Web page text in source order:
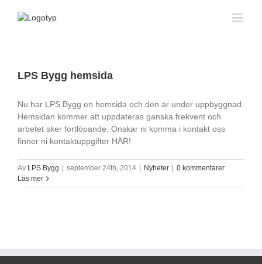
LPS Bygg hemsida
Nu har LPS Bygg en hemsida och den är under uppbyggnad.
Hemsidan kommer att uppdateras ganska frekvent och
arbetet sker fortlöpande. Önskar ni komma i kontakt oss
finner ni kontaktuppgifter HÄR!
Av LPS Bygg september 24th, 2014 Nyheter
0 kommentarer
Läs mer